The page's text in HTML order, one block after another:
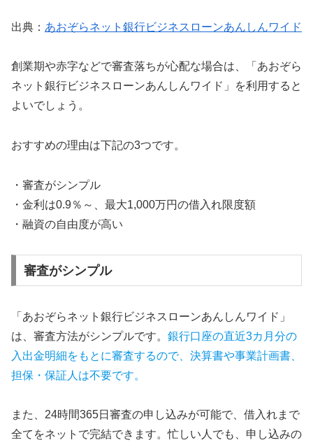
出典： あおぞらネット銀行ビジネスローンあんしんワイド
創業期や赤字などで審査落ちが心配な場合は、「あおぞら
ネット銀行ビジネスローンあんしんワイド」を利用すると
よいでしょう。
おすすめの理由は下記の3つです。
・審査がシンプル
・金利は0.9％～、最大1,000万円の借入れ限度額
・融資の自由度が高い
審査がシンプル
「あおぞらネット銀行ビジネスローンあんしんワイド」
は、審査方法がシンプルです。 銀行口座の直近3カ月分の
入出金明細をもとに審査するので、決算書や事業計画書、
担保・保証人は不要です。
また、24時間365日審査の申し込みが可能で、借入れまで
全てをネットで完結できます。忙しい人でも、申し込みの